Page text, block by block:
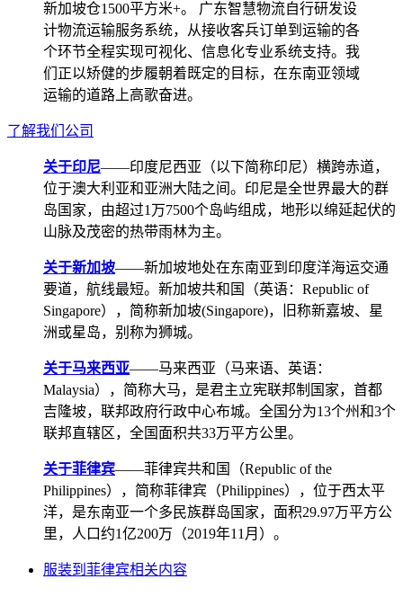
新加坡仓1500平方米+。 广东智慧物流自行研发设
计物流运输服务系统，从接收客兵订单到运输的各
个环节全程实现可视化、信息化专业系统支持。我
们正以矫健的步履朝着既定的目标，在东南亚领域
运输的道路上高歌奋进。
了解我们公司
关于印尼——印度尼西亚（以下简称印尼）横跨赤道，
位于澳大利亚和亚洲大陆之间。印尼是全世界最大的群
岛国家，由超过1万7500个岛屿组成，地形以绵延起伏的
山脉及茂密的热带雨林为主。
关于新加坡——新加坡地处在东南亚到印度洋海运交通
要道，航线最短。新加坡共和国（英语：Republic of
Singapore），简称新加坡(Singapore)，旧称新嘉坡、星
洲或星岛，别称为狮城。
关于马来西亚——马来西亚（马来语、英语：
Malaysia），简称大马，是君主立宪联邦制国家，首都
吉隆坡，联邦政府行政中心布城。全国分为13个州和3个
联邦直辖区，全国面积共33万平方公里。
关于菲律宾——菲律宾共和国（Republic of the
Philippines），简称菲律宾（Philippines），位于西太平
洋，是东南亚一个多民族群岛国家，面积29.97万平方公
里，人口约1亿200万（2019年11月）。
服装到菲律宾相关内容